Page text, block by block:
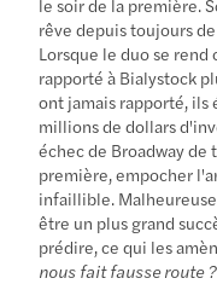
rêve depuis toujours
Lorsque le duo se
rapporté à Bialystock
ont jamais rapporté, ils
millions de dollars
échec de Broadway de
première, empocher
infaillible.
être un plus grand
prédire, ce qui les
nous fait fausse route ?